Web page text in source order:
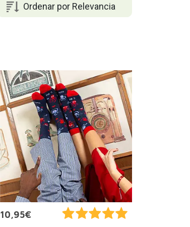
Ordenar por Relevancia
10,95€